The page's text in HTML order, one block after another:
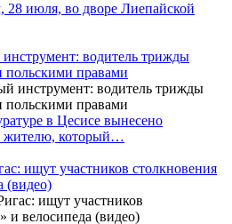
28 июля, во дворе Лиепайской
водитель трижды
польскими правами
в Цесисе вынесено
жителю, который…
ищут участников столкновения
(видео)